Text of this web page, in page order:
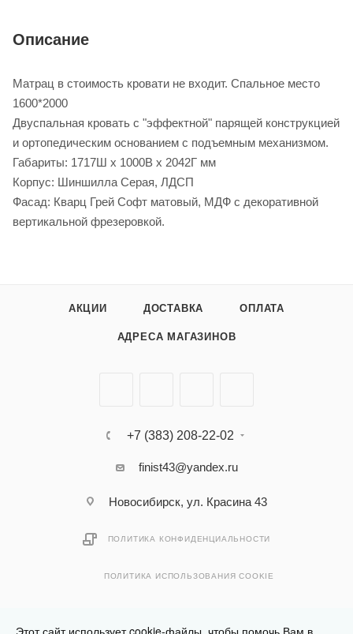
Описание
Матрац в стоимость кровати не входит. Спальное место
1600*2000
Двуспальная кровать с "эффектной" парящей конструкцией
и ортопедическим основанием с подъемным механизмом.
Габариты: 1717Ш х 1000В х 2042Г мм
Корпус: Шиншилла Серая, ЛДСП
Фасад: Кварц Грей Софт матовый, МДФ с декоративной
вертикальной фрезеровкой.
АКЦИИ ДОСТАВКА ОПЛАТА
АДРЕСА МАГАЗИНОВ
+7 (383) 208-22-02
finist43@yandex.ru
Новосибирск, ул. Красина 43
ПОЛИТИКА КОНФИДЕНЦИАЛЬНОСТИ
ПОЛИТИКА ИСПОЛЬЗОВАНИЯ COOKIE
Этот сайт использует cookie-файлы, чтобы помочь Вам в